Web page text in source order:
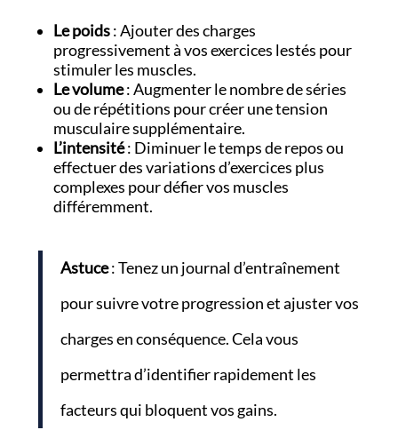
Le poids: Ajouter des charges
progressivement à vos exercices lestés pour
stimuler les muscles.
Le volume: Augmenter le nombre de séries
ou de répétitions pour créer une tension
musculaire supplémentaire.
L’intensité: Diminuer le temps de repos ou
effectuer des variations d’exercices plus
complexes pour défier vos muscles
différemment.
Astuce: Tenez un journal d’entraînement
pour suivre votre progression et ajuster vos
charges en conséquence. Cela vous
permettra d’identifier rapidement les
facteurs qui bloquent vos gains.